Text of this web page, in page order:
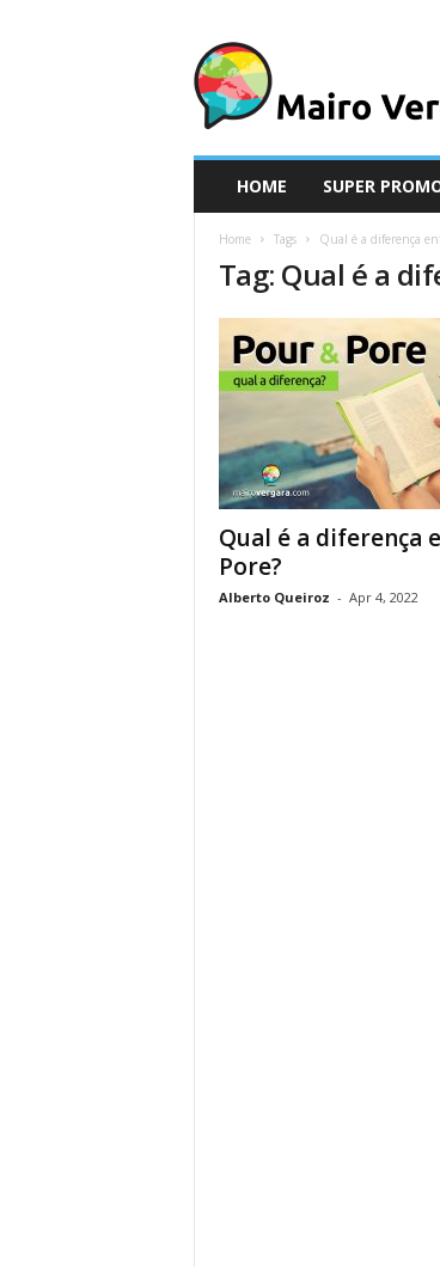
i
r
HOME SUPER
Home Tags Qual é a diferença
Tag: Qual é a
Qual é a diferença
Pore?
Alberto Queiroz - Apr 4, 2022